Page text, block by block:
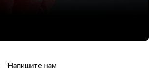
Напишите нам